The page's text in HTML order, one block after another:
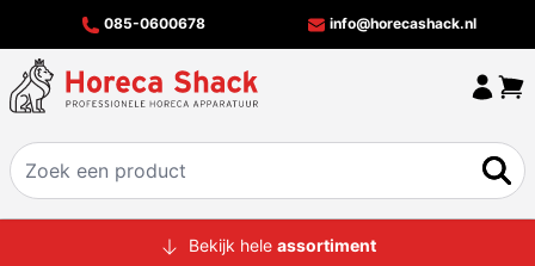
085-0600678 info@horecashack.nl
HOME
Bekijk hele assortiment